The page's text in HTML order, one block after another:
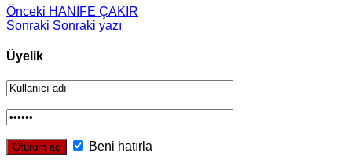
Önceki HANİFE ÇAKIR
Sonraki Sonraki yazı
Üyelik
Beni hatırla